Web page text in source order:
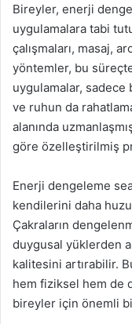
Bireyler, enerji
uygulamalara tabi
çalışmaları, masaj,
yöntemler, bu
uygulamalar, sadece
ve ruhun da
alanında
göre özelleştirilmiş
Enerji dengeleme
kendilerini daha
Çakraların
duygusal yüklerden
kalitesini artırabilir.
hem fiziksel hem de
bireyler için önemli